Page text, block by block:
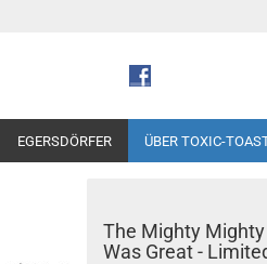
EGERSDÖRFER ÜBER TOXIC-
The Mighty Mighty
Was Great -